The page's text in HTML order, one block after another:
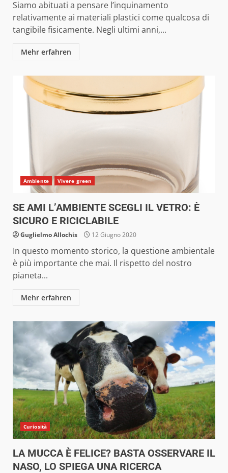
Siamo abituati a pensare l’inquinamento
relativamente ai materiali plastici come qualcosa di
tangibile fisicamente. Negli ultimi anni,...
Mehr erfahren
Ambiente Vivere green
SE AMI L’AMBIENTE SCEGLI IL VETRO: È
SICURO E RICICLABILE
Guglielmo Allochis 12 Giugno 2020
In questo momento storico, la questione ambientale
è più importante che mai. Il rispetto del nostro
pianeta...
Mehr erfahren
Curiosità
LA MUCCA È FELICE? BASTA OSSERVARE IL
NASO, LO SPIEGA UNA RICERCA